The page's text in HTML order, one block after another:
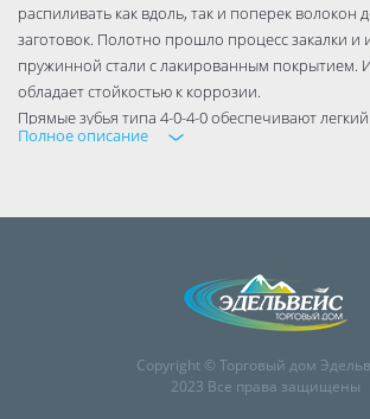
распиливать как вдоль, так и поперек волокон
заготовок. Полотно прошло процесс закалки и
пружинной стали с лакированным покрытием.
обладает стойкостью к коррозии.
Прямые зубья типа 4-0-4-0 обеспечивают
вывод опилок.
Полное описание
Copyright © Торговый дом
2023 Все права защищены